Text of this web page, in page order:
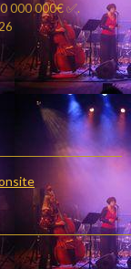
000 000€ ✅.